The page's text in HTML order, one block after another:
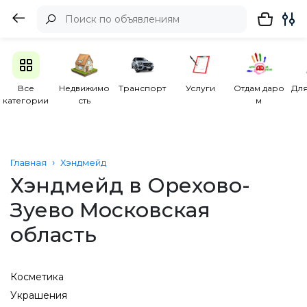
Все
категории
Недвижимо
сть
Транспорт Услуги
Отдам даро
м
Главная Хэндмейд
Хэндмейд в Орехово-
Зуево Московская
область
Косметика
Украшения